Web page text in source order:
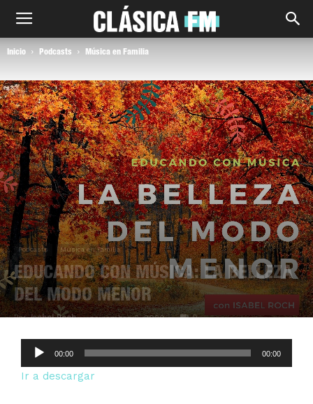
Inicio Podcasts Música en Familia
Podcasts Música en Familia
EDUCANDO CON MÚSICA: LA BELLEZA
DEL MODO MENOR
Por Isabel Roch - noviembre 6, 2020 0
Reproductor
de
audio
00:00 00:00
Ir a descargar